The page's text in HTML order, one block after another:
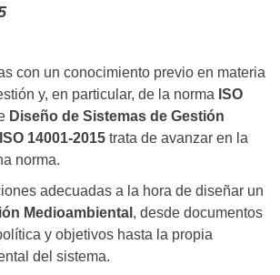
con un conocimiento previo en materia
y, en particular, de la norma ISO
Diseño de Sistemas de Gestión
14001-2015 trata de avanzar en la
norma.
adecuadas a la hora de diseñar un
Medioambiental , desde documentos
y objetivos hasta la propia
del sistema.